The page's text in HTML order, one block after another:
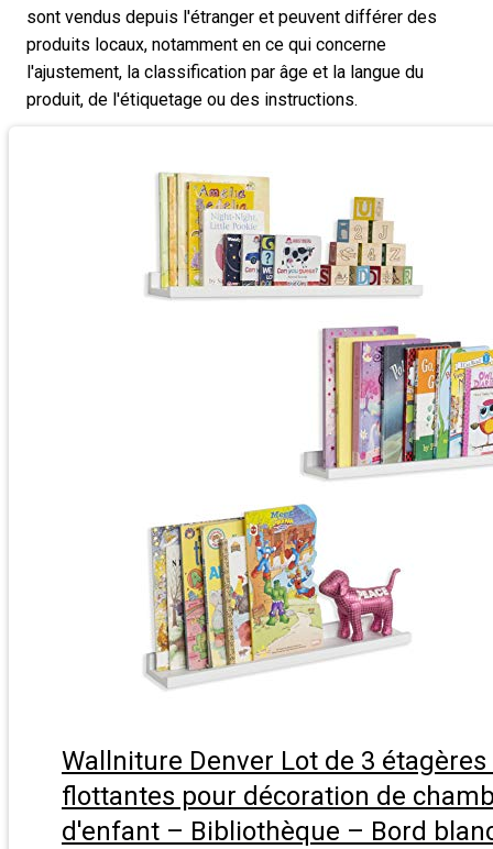
sont vendus depuis l'étranger et peuvent différer des
produits locaux, notamment en ce qui concerne
l'ajustement, la classification par âge et la langue du
produit, de l'étiquetage ou des instructions.
Wallniture Denver Lot de 3
flottantes pour décoration de
d'enfant – Bibliothèque – Bord